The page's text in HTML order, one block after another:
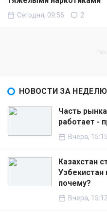
Сегодня, 09:56 2
НОВОСТИ ЗА НЕДЕЛЮ
Часть
работает -
Вчера, 15:15
Казахстан
Узбекистан
почему?
Вчера,